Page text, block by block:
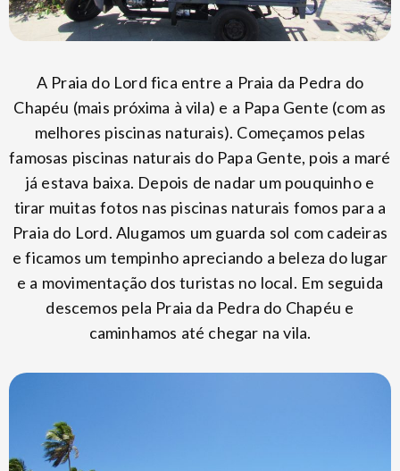
A Praia do Lord fica entre a Praia da Pedra do
Chapéu (mais próxima à vila) e a Papa Gente (com as
melhores piscinas naturais). Começamos pelas
famosas piscinas naturais do Papa Gente, pois a maré
já estava baixa. Depois de nadar um pouquinho e
tirar muitas fotos nas piscinas naturais fomos para a
Praia do Lord. Alugamos um guarda sol com cadeiras
e ficamos um tempinho apreciando a beleza do lugar
e a movimentação dos turistas no local. Em seguida
descemos pela Praia da Pedra do Chapéu e
caminhamos até chegar na vila.